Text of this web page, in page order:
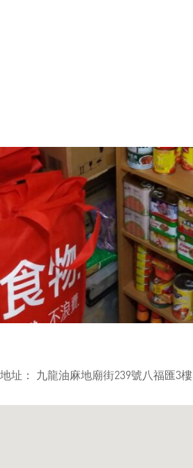
地址： 九龍油麻地廟街239號八福匯3樓